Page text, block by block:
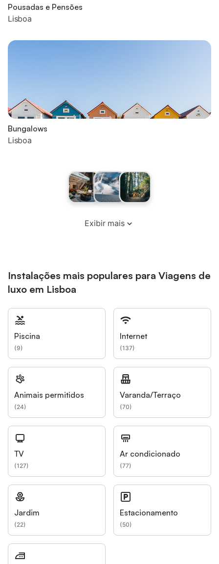
Pousadas e Pensões
Lisboa
Bungalows
Lisboa
Exibir mais
Instalações mais populares para Viagens de
luxo em Lisboa
Piscina
(9)
Internet
(137)
Animais permitidos
(24)
Varanda/Terraço
(70)
TV
(127)
Ar condicionado
(77)
Jardim
(22)
Estacionamento
(50)